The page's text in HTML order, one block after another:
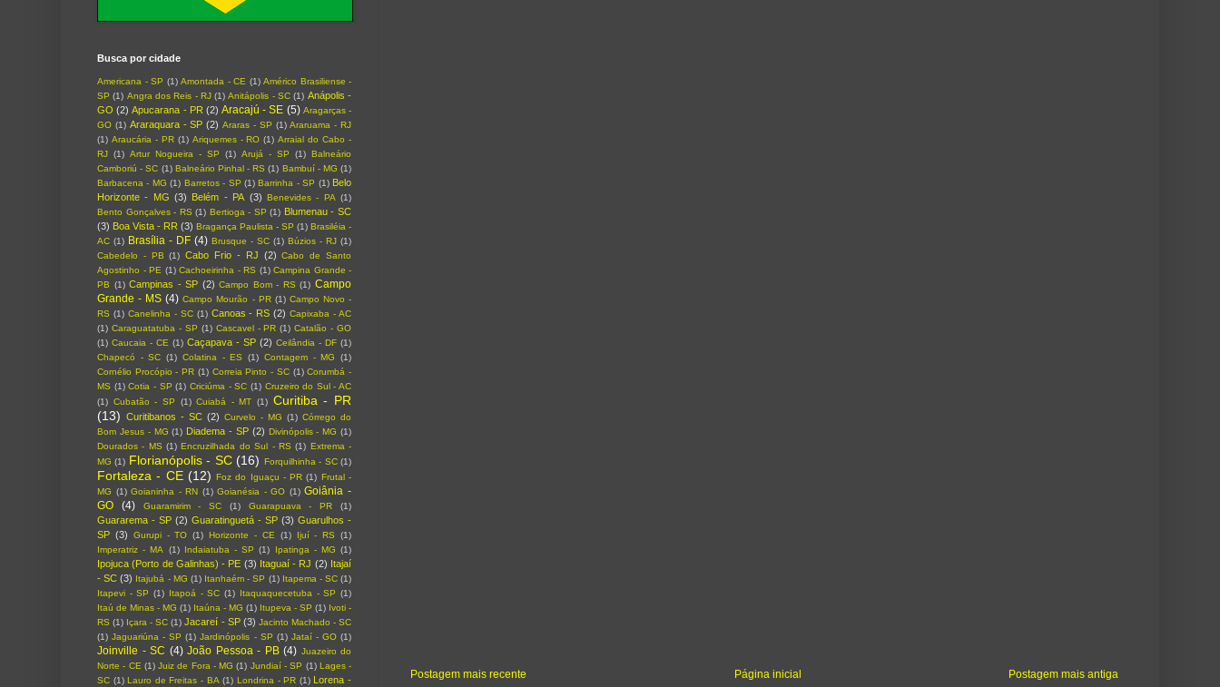
Postagem mais recente Postagem mais antiga
Página inicial
Busca por cidade
Americana - SP (1) Amontada - CE (1) Américo Brasiliense -
SP (1) Angra dos Reis - RJ (1) Anitápolis - SC (1) Anápolis -
GO (2) Apucarana - PR (2) Aracajú - SE (5) Aragarças -
GO (1) Araraquara - SP (2) Araras - SP (1) Araruama - RJ
(1) Araucária - PR (1) Ariquemes - RO (1) Arraial do Cabo -
RJ (1) Artur Nogueira - SP (1) Arujá - SP (1) Balneário
Camboriú - SC (1) Balneário Pinhal - RS (1) Bambuí - MG (1)
Barbacena - MG (1) Barretos - SP (1) Barrinha - SP (1) Belo
Horizonte - MG (3) Belém - PA (3) Benevides - PA (1)
Bento Gonçalves - RS (1) Bertioga - SP (1) Blumenau - SC
(3) Boa Vista - RR (3) Bragança Paulista - SP (1) Brasiléia -
AC (1) Brasília - DF (4) Brusque - SC (1) Búzios - RJ (1)
Cabedelo - PB (1) Cabo Frio - RJ (2) Cabo de Santo
Agostinho - PE (1) Cachoeirinha - RS (1) Campina Grande -
PB (1) Campinas - SP (2) Campo Bom - RS (1) Campo
Grande - MS (4) Campo Mourão - PR (1) Campo Novo -
RS (1) Canelinha - SC (1) Canoas - RS (2) Capixaba - AC
(1) Caraguatatuba - SP (1) Cascavel - PR (1) Catalão - GO
(1) Caucaia - CE (1) Caçapava - SP (2) Ceilândia - DF (1)
Chapecó - SC (1) Colatina - ES (1) Contagem - MG
(1)
Cornélio Procópio - PR (1) Correia Pinto - SC (1) Corumbá -
MS (1) Cotia - SP (1) Criciúma - SC (1) Cruzeiro do Sul - AC
(1) Cubatão - SP (1) Cuiabá - MT (1) Curitiba - PR
(13) Curitibanos - SC (2) Curvelo - MG (1) Córrego do
Bom Jesus - MG (1) Diadema - SP (2) Divinópolis - MG (1)
Dourados - MS (1) Encruzilhada do Sul - RS (1) Extrema -
MG (1) Florianópolis - SC (16) Forquilhinha - SC (1)
Fortaleza - CE (12) Foz do Iguaçu - PR (1) Frutal -
MG (1) Goianinha - RN (1) Goianésia - GO (1) Goiânia -
GO
(4) Guaramirim - SC (1) Guarapuava - PR (1)
Guararema - SP (2) Guaratinguetá - SP (3) Guarulhos -
SP (3) Gurupi - TO (1) Horizonte - CE (1) Ijuí - RS
(1)
Imperatriz - MA
(1) Indaiatuba - SP (1) Ipatinga - MG (1)
Ipojuca (Porto de Galinhas) - PE (3) Itaguaí - RJ (2) Itajaí
- SC (3) Itajubá - MG (1) Itanhaém - SP (1) Itapema - SC (1)
Itapevi - SP (1) Itapoá - SC (1) Itaquaquecetuba - SP (1)
Itaú de Minas - MG (1) Itaúna - MG (1) Itupeva - SP (1) Ivoti -
RS (1) Içara - SC (1) Jacareí - SP (3) Jacinto Machado - SC
(1) Jaguariúna - SP (1) Jardinópolis - SP (1) Jataí - GO (1)
Joinville - SC (4) João Pessoa - PB (4) Juazeiro do
Norte - CE (1) Juiz de Fora - MG (1) Jundiaí - SP (1) Lages -
SC (1) Lauro de Freitas - BA (1) Londrina - PR (1) Lorena -